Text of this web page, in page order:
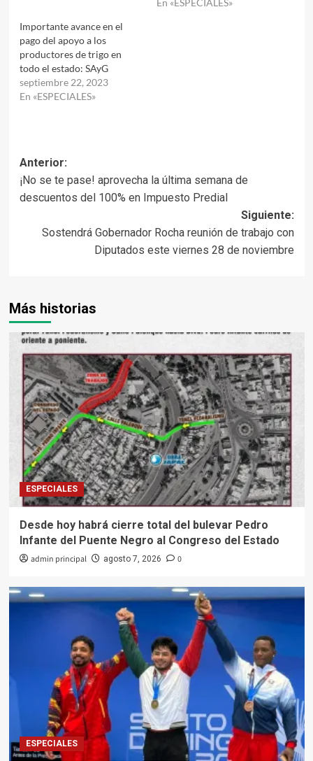
En «ESPECIALES»
Importante avance en el
pago del apoyo a los
productores de trigo en
todo el estado: SAyG
septiembre 22, 2023
En «ESPECIALES»
Navegación
de
Anterior:
¡No se te pase! aprovecha la última semana de
descuentos del 100% en Impuesto Predial
Siguiente:
Sostendrá Gobernador Rocha reunión de trabajo con
Diputados este viernes 28 de noviembre
Más historias
ESPECIALES
Desde hoy habrá cierre total del bulevar Pedro
Infante del Puente Negro al Congreso del Estado
admin principal agosto 7, 2026 0
ESPECIALES